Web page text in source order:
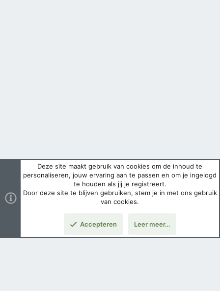
Deze site maakt gebruik van cookies om de inhoud te
personaliseren, jouw ervaring aan te passen en om je ingelogd
te houden als jij je registreert.
Door deze site te blijven gebruiken, stem je in met ons gebruik
van cookies.
Accepteren Leer meer…